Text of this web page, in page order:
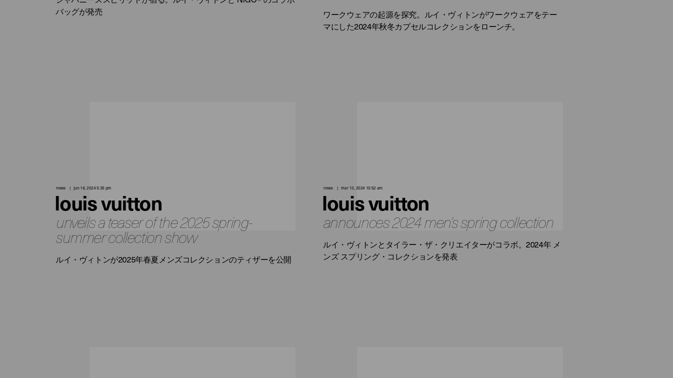
バッグが発売
ワークウェアの起源を探究。ルイ・ヴィトンがワークウェアをテー
マにした2024年秋冬カプセルコレクションをローンチ。
news jun 18, 2024 5:35 pm
louis vuitton
unveils a teaser of the 2025 spring-
summer collection show
ルイ・ヴィトンが2025年春夏メンズコレクションのティザーを公開
news mar 13, 2024 10:52 am
louis vuitton
announces 2024 men’s spring collection
ルイ・ヴィトンとタイラー・ザ・クリエイターがコラボ。2024年 メ
ンズ スプリング・コレクションを発表